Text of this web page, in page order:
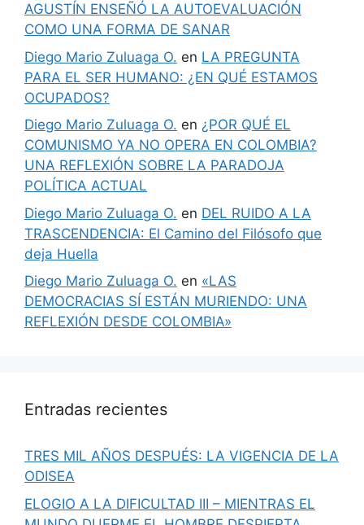
AGUSTÍN ENSEÑÓ LA AUTOEVALUACIÓN
COMO UNA FORMA DE SANAR
Diego Mario Zuluaga O. en LA PREGUNTA
PARA EL SER HUMANO: ¿EN QUÉ ESTAMOS
OCUPADOS?
Diego Mario Zuluaga O. en ¿POR QUÉ EL
COMUNISMO YA NO OPERA EN COLOMBIA?
UNA REFLEXIÓN SOBRE LA PARADOJA
POLÍTICA ACTUAL
Diego Mario Zuluaga O. en DEL RUIDO A LA
TRASCENDENCIA: El Camino del Filósofo que
deja Huella
Diego Mario Zuluaga O. en «LAS
DEMOCRACIAS SÍ ESTÁN MURIENDO: UNA
REFLEXIÓN DESDE COLOMBIA»
Entradas recientes
TRES MIL AÑOS DESPUÉS: LA VIGENCIA DE LA
ODISEA
ELOGIO A LA DIFICULTAD III – MIENTRAS EL